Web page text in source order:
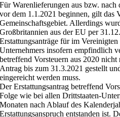
Für Warenlieferungen aus bzw.
vor dem 1.1.2021 beginnen, gilt das
Gemeinschaftsgebiet. Allerdings
Großbritannien aus der EU per
Erstattungsanträge für im
Unternehmers insofern empfindlich
betreffend Vorsteuern aus 2020
Antrag bis zum 31.3.2021 gestellt
eingereicht werden muss.
Der Erstattungsantrag betreffend
Folge wie bei allen Drittstaaten-
Monaten nach Ablauf des
Erstattungsanspruch entstanden ist.